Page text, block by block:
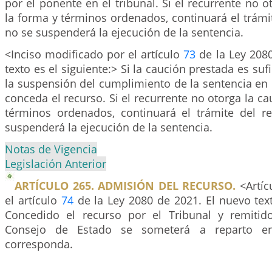
por el ponente en el tribunal. Si el recurrente no
la forma y términos ordenados, continuará el
no se suspenderá la ejecución de la sentencia.
<Inciso modificado por el artículo73 de la Ley
texto es el siguiente:> Si la caución prestada es
la suspensión del cumplimiento de la sentencia
conceda el recurso. Si el recurrente no otorga la
términos ordenados, continuará el trámite del
suspenderá la ejecución de la sentencia.
Notas de Vigencia
Legislación Anterior
ARTÍCULO 265. ADMISIÓN DEL RECURSO.
el artículo 74de la Ley 2080 de 2021. El nuevo
Concedido el recurso por el Tribunal y
Consejo de Estado se someterá a reparto
corresponda.